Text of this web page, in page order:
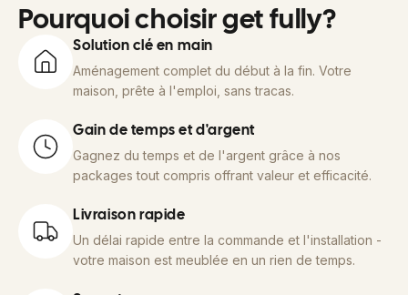
Pourquoi choisir get fully?
Solution clé en main
Aménagement complet du début à la fin. Votre
maison, prête à l'emploi, sans tracas.
Gain de temps et d'argent
Gagnez du temps et de l'argent grâce à nos
packages tout compris offrant valeur et efficacité.
Livraison rapide
Un délai rapide entre la commande et l'installation -
votre maison est meublée en un rien de temps.